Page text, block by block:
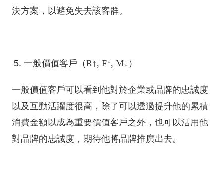
決方案，以避免失去該客群。
一般價值客戶（R↑, F↑, M↓）
一般價值客戶可以看到他對於企業或品牌的忠誠度
以及互動活躍度很高，除了可以透過提升他的累積
消費金額以成為重要價值客戶之外，也可以活用他
對品牌的忠誠度，期待他將品牌推廣出去。